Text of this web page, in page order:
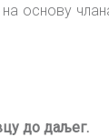
основу
до даљег.